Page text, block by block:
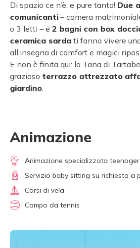
Di spazio ce n’è, e pure tanto! Due
comunicanti – camera
o 3 letti – e 2 bagni con box
ceramica sarda ti fanno vivere
all’insegna di comfort e magici
E non è finita qui: la Tana di
grazioso terrazzo attrezzato
giardino
Animazione
Animazione specializzata teenager
Servizio baby sitting su richiesta a
Corsi di vela
Campo da tennis